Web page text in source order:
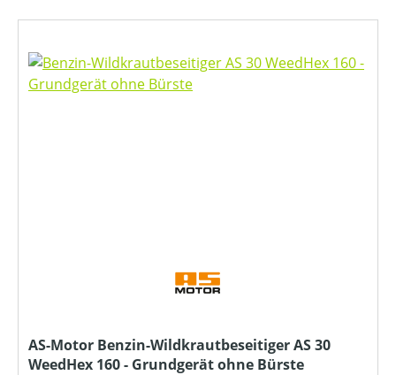
AS-Motor Benzin-Wildkrautbeseitiger AS 30
WeedHex 160 - Grundgerät ohne Bürste